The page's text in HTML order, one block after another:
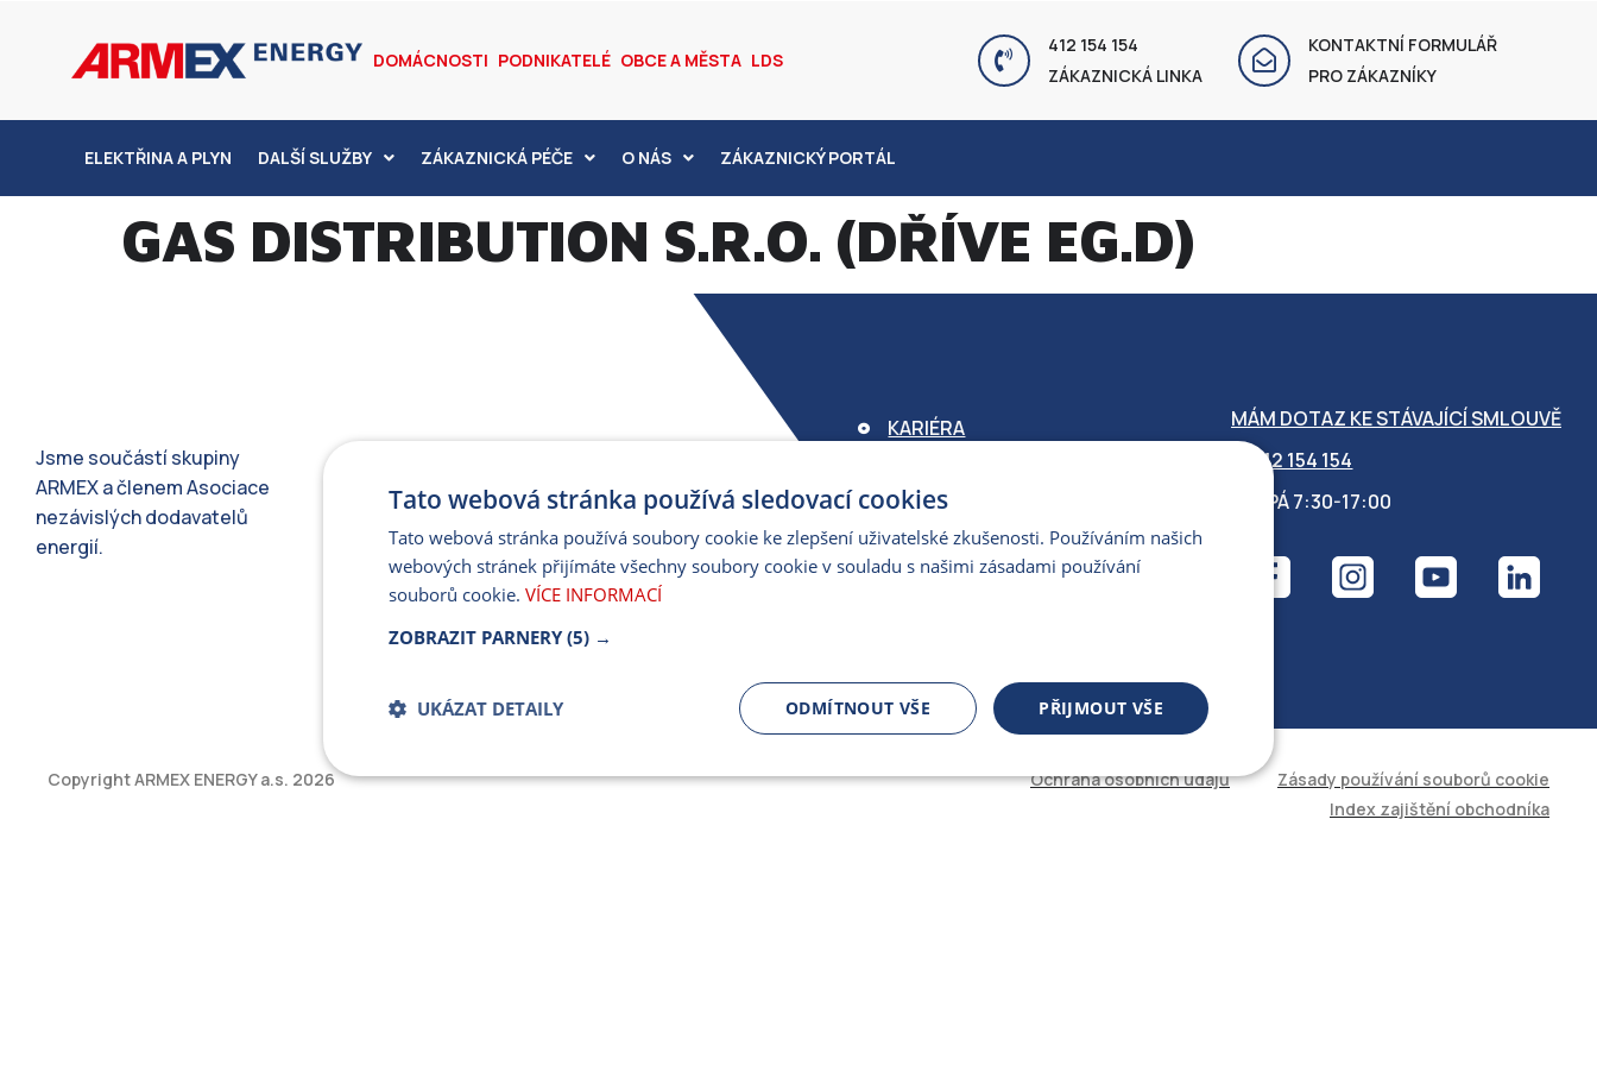
DOMÁCNOSTI PODNIKATELÉ OBCE A MĚSTA LDS
412 154 154
ZÁKAZNICKÁ LINKA
KONTAKTNÍ FORMULÁŘ
PRO ZÁKAZNÍKY
ELEKTŘINA A PLYN DALŠÍ SLUŽBY ZÁKAZNICKÁ PÉČE O NÁS ZÁKAZNICKÝ PORTÁL
GAS DISTRIBUTION S.R.O. (DŘÍVE EG.D)
Jsme součástí skupiny
ARMEX a členem Asociace
nezávislých dodavatelů
energií.
KARIÉRA
ZÁRUKA ELEKTROMOBILITY
PARTNERSKÝ PORTÁL
MÁM DOTAZ KE STÁVAJÍCÍ SMLOUVĚ
412 154 154
PO-PÁ 7:30-17:00
Copyright ARMEX ENERGY a.s. 2026 Ochrana osobních údajů
Zásady používání souborů cookie
Index zajištění obchodníka
Tato webová stránka používá sledovací cookies
Tato webová stránka používá soubory cookie ke zlepšení uživatelské zkušenosti. Používáním našich
webových stránek přijímáte všechny soubory cookie v souladu s našimi zásadami používání
souborů cookie. VÍCE INFORMACÍ
ZOBRAZIT PARNERY (5) →
PŘIJMOUT VŠE
ODMÍTNOUT VŠE
UKÁZAT DETAILY
Bezpodmínečně nutné
Výkonnostní Cílení souborů